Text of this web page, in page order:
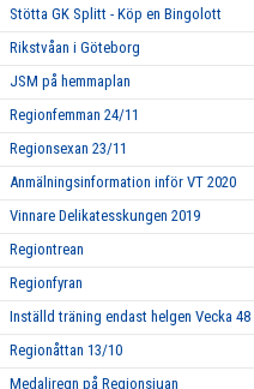
Stötta GK Splitt - Köp en Bingolott
Rikstvåan i Göteborg
JSM på hemmaplan
Regionfemman 24/11
Regionsexan 23/11
Anmälningsinformation inför VT 2020
Vinnare Delikatesskungen 2019
Regiontrean
Regionfyran
Inställd träning endast helgen Vecka 48
Regionåttan 13/10
Medaljregn på Regionsjuan